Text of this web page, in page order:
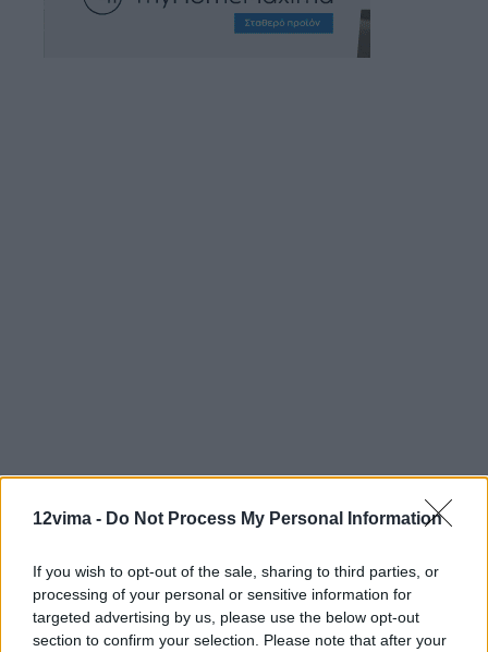
12vima - Do Not Process My Personal Information
If you wish to opt-out of the sale, sharing to third parties, or
processing of your personal or sensitive information for
targeted advertising by us, please use the below opt-out
section to confirm your selection. Please note that after your